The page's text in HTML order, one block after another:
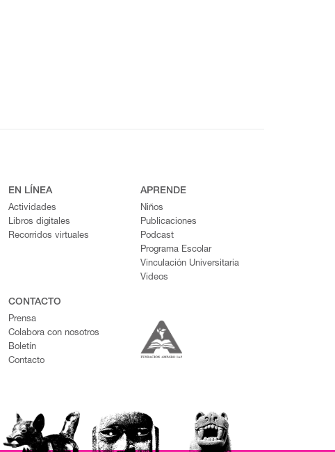
EN LÍNEA
Actividades
Libros digitales
Recorridos virtuales
APRENDE
Niños
Publicaciones
Podcast
Programa Escolar
Vinculación Universitaria
Videos
CONTACTO
Prensa
Colabora con nosotros
Boletín
Contacto